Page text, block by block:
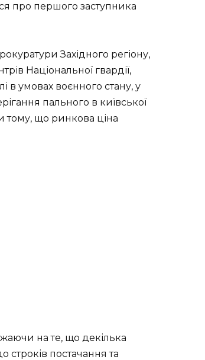
про першого заступника
Західного регіону,
Національної гвардії,
в умовах воєнного стану, у
пального в київської
тому, що ринкова ціна
на те, що декілька
постачання та